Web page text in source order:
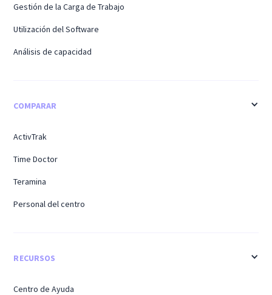
Gestión de la Carga de Trabajo
Utilización del Software
Análisis de capacidad
COMPARAR
ActivTrak
Time Doctor
Teramina
Personal del centro
RECURSOS
Centro de Ayuda